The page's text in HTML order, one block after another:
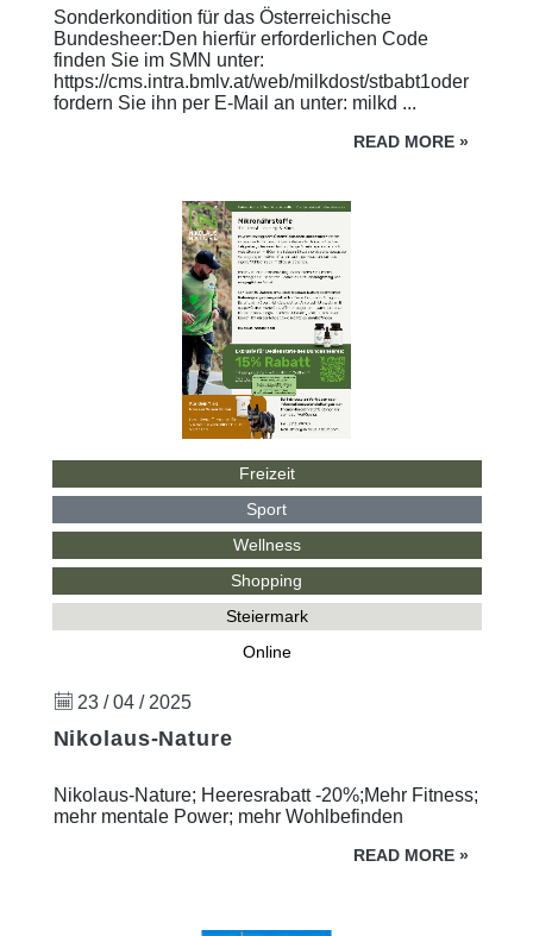
Sonderkondition für das Österreichische
Bundesheer:Den hierfür erforderlichen Code
finden Sie im SMN unter:
https://cms.intra.bmlv.at/web/milkdost/stbabt1oder
fordern Sie ihn per E-Mail an unter: milkd ...
READ MORE »
Freizeit
Sport
Wellness
Shopping
Steiermark
Online
23 / 04 / 2025
Nikolaus-Nature
Nikolaus-Nature; Heeresrabatt -20%;Mehr Fitness;
mehr mentale Power; mehr Wohlbefinden
READ MORE »